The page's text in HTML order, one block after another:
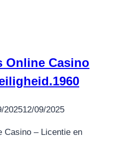
Online Casino
202512/09/2025
Casino – Licentie en